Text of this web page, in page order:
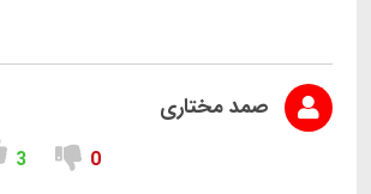
صمد مختاری
0
3